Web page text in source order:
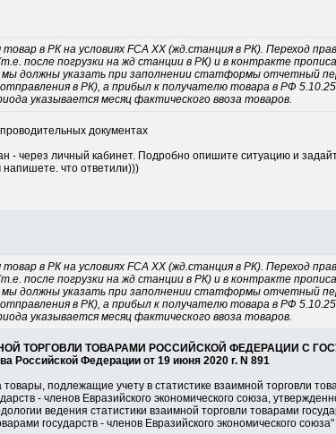
в РК на условиях FCA ХХ (жд.станция в РК). Переход
после погрузки на жд станции в РК) и в контракте
должны указать при заполнении статформы отчетный
в РК), а прибыл к получателю товара в РФ
указывается месяц фактического ввоза товаров.
документах
- через личный кабинет. Подробно опишите ситуацию и
напишете. что ответили)))
в РК на условиях FCA ХХ (жд.станция в РК). Переход
после погрузки на жд станции в РК) и в контракте
должны указать при заполнении статформы отчетный
в РК), а прибыл к получателю товара в РФ
указывается месяц фактического ввоза товаров.
ТОРГОВЛИ ТОВАРАМИ РОССИЙСКОЙ ФЕДЕРАЦИИ С
Российской Федерации от 19 июня 2020 г. N 891
подлежащие учету в статистике взаимной торговли
- членов Евразийского экономического союза,
ведения статистики взаимной торговли товарами
государств - членов Евразийского экономического